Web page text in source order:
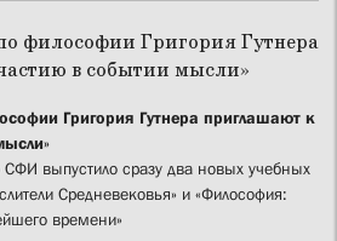
Григория Гутнера приглашают к
СФИ выпустило сразу два новых учебных
Средневековья» и «Философия:
времени»